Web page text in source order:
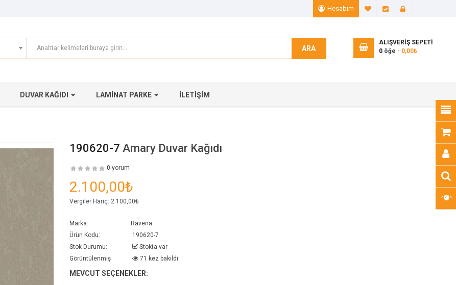
Hesabım A. Listem (0)
Ödeme
ARA
ALIŞVERIŞ SEPETI
0 öğe - 0,00₺
DUVAR KAĞIDI LAMINAT PARKE İLETIŞIM
190620-7 Amary Duvar Kağıdı
0 yorum
2.100,00₺
Vergiler Hariç: 2.100,00₺
Marka:
Ravena
Ürün Kodu:
190620-7
Stok Durumu:
Stokta var
Görüntülenmiş
71 kez bakıldı
MEVCUT SEÇENEKLER: